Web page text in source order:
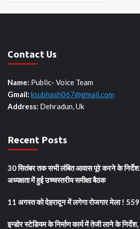
Contact Us
Name: Public- Voice Team
Gmail: ksubhash067@gmail.com
Address: Dehradun, Uk
Recent Posts
30 सितंबर तक सभी लंबित आवास पूरे करने के
अध्यक्षता में हुई उच्चस्तरीय समीक्षा बैठक
11 अगस्त को देहरादून में लगेगा रोजगार मेला ! 559
इन्डोर स्टेडियम के निर्माण कार्य में तेजी लाने के